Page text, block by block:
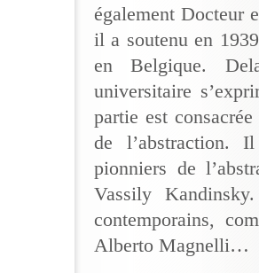
également Docteur
il a soutenu en
en Belgique.
universitaire
partie est
de l’abstraction.
pionniers de
Vassily
contemporains,
Alberto Magnelli…